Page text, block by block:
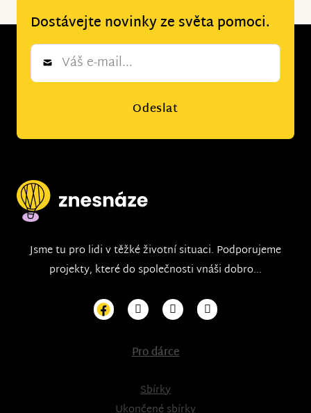
Dostávejte novinky ze světa pomoci.
Newsletter
Odeslat
Jsme tu pro lidi v těžké životní situaci. Podporujeme
projekty, které do společnosti vnáši dobro...
Pro dárce
Sbírky